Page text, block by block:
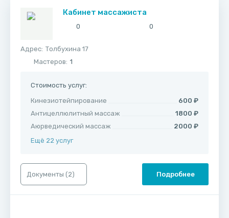
Кабинет массажиста
0 0
Адрес: ​Толбухина 17
Мастеров: 1
Стоимость услуг:
Кинезиотейпирование
600 ₽
Антицеллюлитный массаж
1800 ₽
Аюрведический массаж
2000 ₽
Ещё 22 услуг
Документы (2) Подробнее